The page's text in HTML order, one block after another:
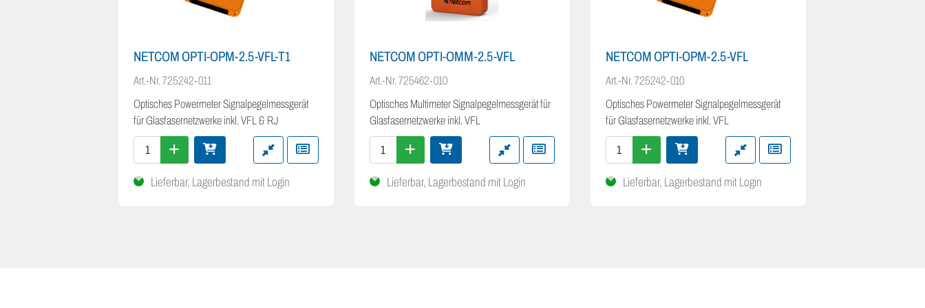
NETCOM OPTI-OPM-2.5-VFL-T1
Art.-Nr.725242-011
Optisches Powermeter Signalpegelmessgerät
für Glasfasernetzwerke inkl. VFL & RJ
Lieferbar, Lagerbestand mit Login
NETCOM OPTI-OMM-2.5-VFL
Art.-Nr.725462-010
Optisches Multimeter Signalpegelmessgerät für
Glasfasernetzwerke inkl. VFL
Lieferbar, Lagerbestand mit Login
NETCOM OPTI-OPM-2.5-VFL
Art.-Nr.725242-010
Optisches Powermeter Signalpegelmessgerät
für Glasfasernetzwerke inkl. VFL
Lieferbar, Lagerbestand mit Login